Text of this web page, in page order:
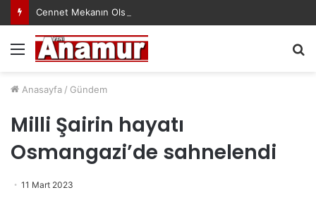
Cennet Mekanın Olsun Duygu Öksüz Canova
Menü
Anasayfa / Gündem
Milli Şairin hayatı
Osmangazi’de sahnelendi
11 Mart 2023